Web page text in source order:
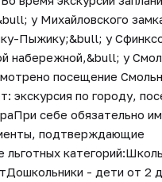
у Михайловского
Пыжику;&bull; у
набережной,&bull; у
посещение
экскурсия по городу,
себе обязательно
подтверждающие
льготных
- дети от 2